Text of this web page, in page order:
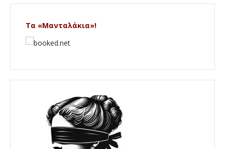
Τα «Μανταλάκια»!